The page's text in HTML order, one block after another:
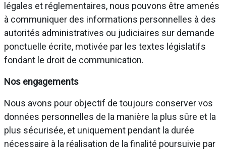
légales et réglementaires, nous pouvons être amenés
à communiquer des informations personnelles à des
autorités administratives ou judiciaires sur demande
ponctuelle écrite, motivée par les textes législatifs
fondant le droit de communication.
Nos engagements
Nous avons pour objectif de toujours conserver vos
données personnelles de la manière la plus sûre et la
plus sécurisée, et uniquement pendant la durée
nécessaire à la réalisation de la finalité poursuivie par